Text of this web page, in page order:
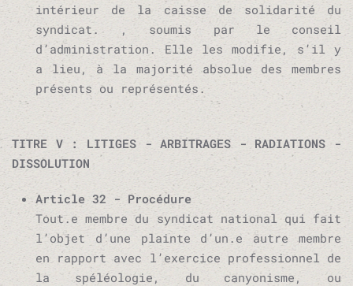
intérieur de la caisse de solidarité du
syndicat. , soumis par le conseil
d’administration. Elle les modifie, s’il y
a lieu, à la majorité absolue des membres
présents ou représentés.
TITRE V : LITIGES - ARBITRAGES - RADIATIONS -
DISSOLUTION
Article 32 - Procédure
Tout.e membre du syndicat national qui fait
l’objet d’une plainte d’un.e autre membre
en rapport avec l’exercice professionnel de
la spéléologie, du canyonisme, ou